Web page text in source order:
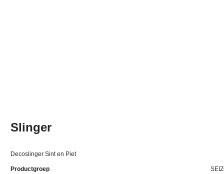
Slinger
Decoslinger Sint en Piet
Productgroep